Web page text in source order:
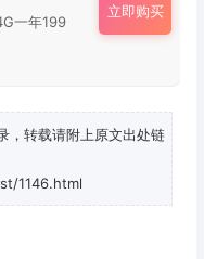
一年199
立即购买
，转载请附上原文出处链
1146.html